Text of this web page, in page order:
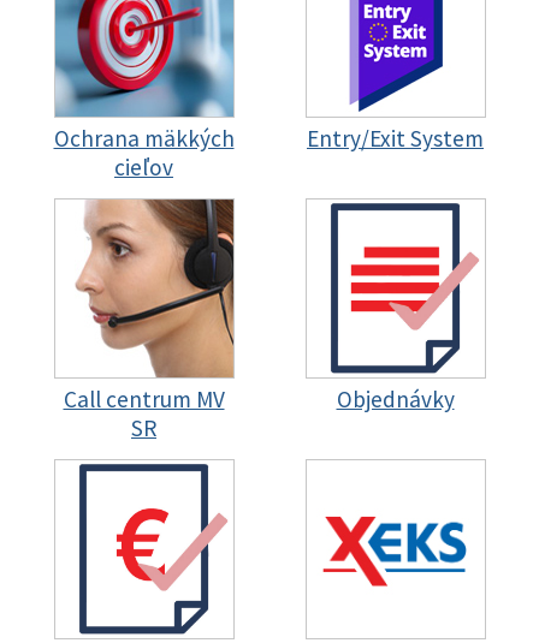
Ochrana mäkkých
cieľov
Entry/Exit System
Call centrum MV
SR
Objednávky